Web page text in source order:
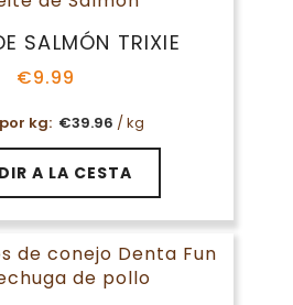
SALMÓN TRIXIE
€9.99
kg: €39.96 / kg
A LA CESTA